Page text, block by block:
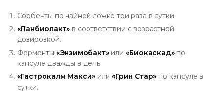
Сорбенты по чайной ложке три раза в сутки.
«Панбиолакт» в соответствии с возрастной
дозировкой.
Ферменты «Энзимобакт» или «Биокаскад» по
капсуле дважды в день.
«Гастрокалм Макси» или «Грин Стар» по капсуле в
сутки.